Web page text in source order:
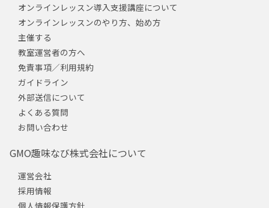
オンラインレッスン導入支援講座について
オンラインレッスンのやり方、始め方
主催する
教室運営者の方へ
免責事項／利用規約
ガイドライン
外部送信について
よくある質問
お問い合わせ
GMO趣味なび株式会社について
運営会社
採用情報
個人情報保護方針